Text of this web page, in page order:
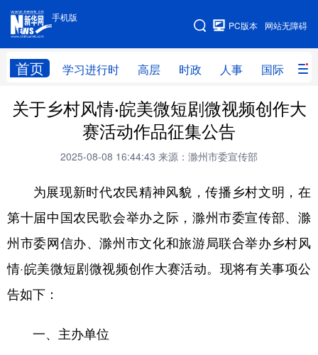
手机版
网站无障碍
PC版本
首页 学习进行时 高层 时政 人事 国际 财
手机版
网站地图
学习进行时 高层 时政 人事
财经 网评
全球连线
科技 科创 量子 体育
文化 书画 健康 军事
法律
关于乡村风情·皖美微短剧微视频创作大
赛活动作品征集公告
2025-08-08 16:44:43 来源：滁州市委宣传部
为展现新时代农民精神风貌，传播乡村文明，在
第十届中国农民歌会举办之际，滁州市委宣传部、滁
州市委网信办、滁州市文化和旅游局联合举办乡村风
情·皖美微短剧微视频创作大赛活动。现将有关事项公
告如下：
一、主办单位